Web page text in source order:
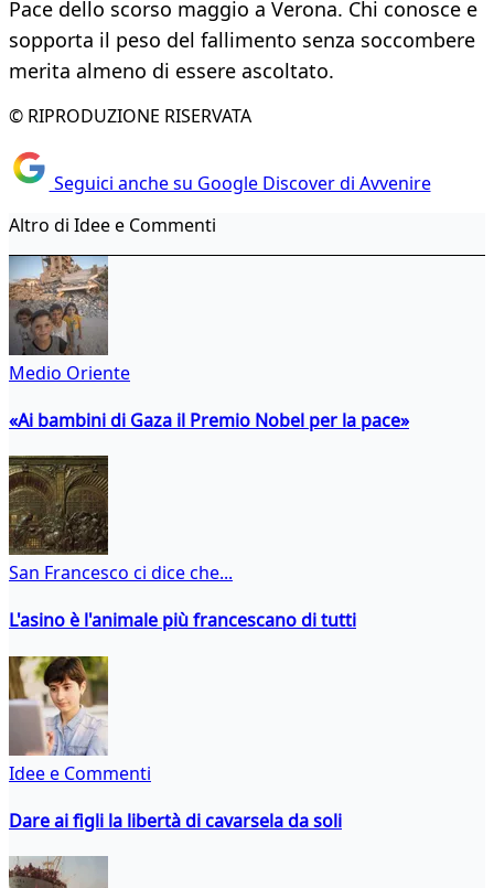
Pace dello scorso maggio a Verona. Chi conosce e
sopporta il peso del fallimento senza soccombere
merita almeno di essere ascoltato.
© RIPRODUZIONE RISERVATA
Seguici anche su Google Discover di Avvenire
Altro di Idee e Commenti
Medio Oriente
«Ai bambini di Gaza il Premio Nobel per la pace»
San Francesco ci dice che...
L'asino è l'animale più francescano di tutti
Idee e Commenti
Dare ai figli la libertà di cavarsela da soli